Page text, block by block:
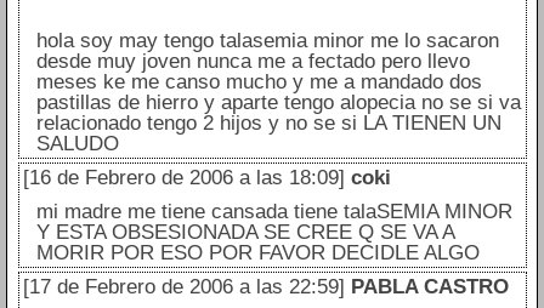
hola soy may tengo talasemia minor me lo sacaron
desde muy joven nunca me a fectado pero llevo
meses ke me canso mucho y me a mandado dos
pastillas de hierro y aparte tengo alopecia no se si va
relacionado tengo 2 hijos y no se si LA TIENEN UN
SALUDO
[16 de Febrero de 2006 a las 18:09] coki
mi madre me tiene cansada tiene talaSEMIA MINOR
Y ESTA OBSESIONADA SE CREE Q SE VA A
MORIR POR ESO POR FAVOR DECIDLE ALGO
[17 de Febrero de 2006 a las 22:59] PABLA CASTRO